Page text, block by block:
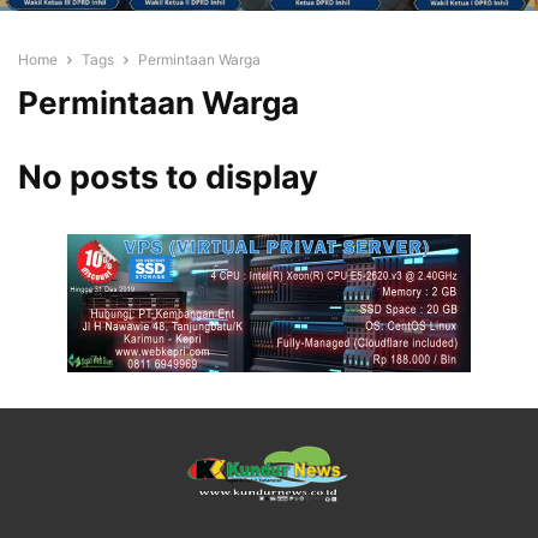
Home Tags Permintaan Warga
Permintaan Warga
No posts to display